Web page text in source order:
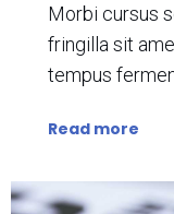
Morbi cursus
fringilla sit
tempus
Read more